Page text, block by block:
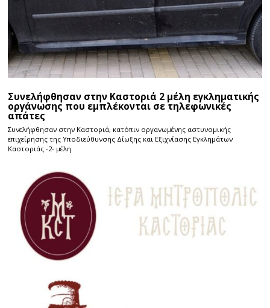
Συνελήφθησαν στην Καστοριά 2 μέλη εγκληματικής
οργάνωσης που εμπλέκονται σε τηλεφωνικές
απάτες
Συνελήφθησαν στην Καστοριά, κατόπιν οργανωμένης αστυνομικής
επιχείρησης της Υποδιεύθυνσης Δίωξης και Εξιχνίασης Εγκλημάτων
Καστοριάς -2- μέλη